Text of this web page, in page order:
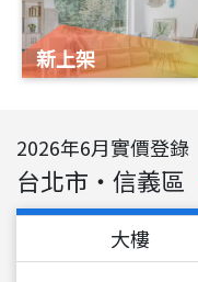
新上架
2026年6月實價登錄
台北市 ・ 信義區
大樓